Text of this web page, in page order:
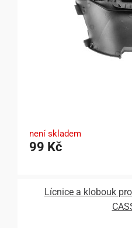
není skladem
99 Kč
Lícnice a klobouk